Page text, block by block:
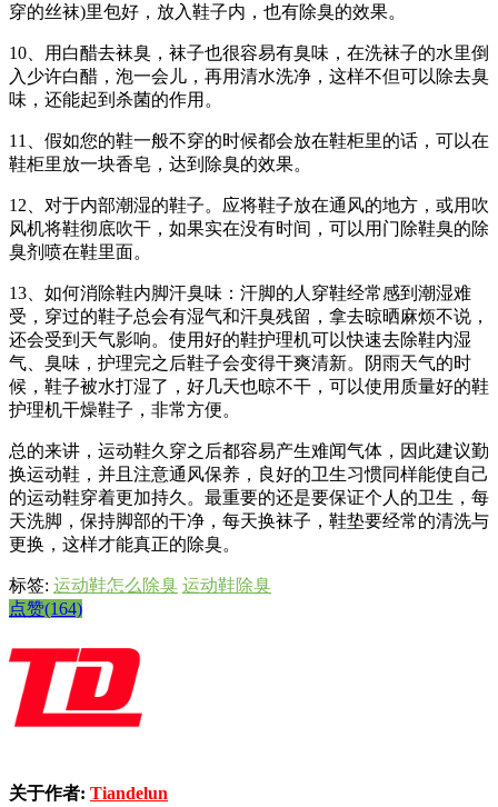
穿的丝袜)里包好，放入鞋子内，也有除臭的效果。
10、用白醋去袜臭，袜子也很容易有臭味，在洗袜子的水里倒
入少许白醋，泡一会儿，再用清水洗净，这样不但可以除去臭
味，还能起到杀菌的作用。
11、假如您的鞋一般不穿的时候都会放在鞋柜里的话，可以在
鞋柜里放一块香皂，达到除臭的效果。
12、对于内部潮湿的鞋子。应将鞋子放在通风的地方，或用吹
风机将鞋彻底吹干，如果实在没有时间，可以用门除鞋臭的除
臭剂喷在鞋里面。
13、如何消除鞋内脚汗臭味：汗脚的人穿鞋经常感到潮湿难
受，穿过的鞋子总会有湿气和汗臭残留，拿去晾晒麻烦不说，
还会受到天气影响。使用好的鞋护理机可以快速去除鞋内湿
气、臭味，护理完之后鞋子会变得干爽清新。阴雨天气的时
候，鞋子被水打湿了，好几天也晾不干，可以使用质量好的鞋
护理机干燥鞋子，非常方便。
总的来讲，运动鞋久穿之后都容易产生难闻气体，因此建议勤
换运动鞋，并且注意通风保养，良好的卫生习惯同样能使自己
的运动鞋穿着更加持久。最重要的还是要保证个人的卫生，每
天洗脚，保持脚部的干净，每天换袜子，鞋垫要经常的清洗与
更换，这样才能真正的除臭。
标签: 运动鞋怎么除臭 运动鞋除臭
点赞(164)
关于作者: Tiandelun